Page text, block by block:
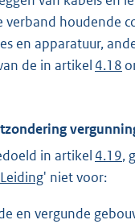
verband houdende
en apparatuur,
de in artikel 4.18
in artikel 4.19,
' niet voor:
en vergunde